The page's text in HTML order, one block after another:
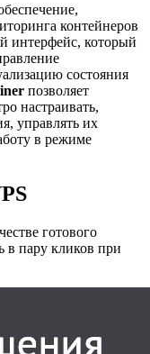
контейнеров
интерфейс, который
состояния
позволяет
настраивать,
управлять их
в режиме
готового
в пару кликов при